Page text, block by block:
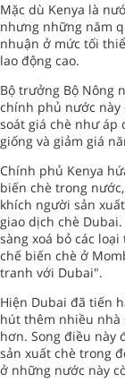
Mặc dù Kenya là
nhưng những năm
nhuận ở mức tối
lao động cao.
Bộ trưởng Bộ Nông
chính phủ nước này
soát giá chè như áp
giống và giảm giá
Chính phủ Kenya
biến chè trong
khích người sản
giao dịch chè
sàng xoá bỏ các
chế biến chè ở
tranh với Dubai".
Hiện Dubai đã tiến
hút thêm nhiều nhà
hơn. Song điều này
sản xuất chè trong
ở những nước này